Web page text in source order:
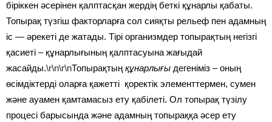
біріккен әсерінен қалптасқан жердің беткі құнарлы қабаты.
Топырақ түзгіш факторларға сол сияқты рельеф пен адамның
іс — әрекеті де жатады. Тірі организмдер топырақтың негізгі
қасиеті – құнарлығының қалптасуына жағыдай
жасайды.\r\n\r\nТопырақтың құнарлығы дегеніміз – оның
өсімдіктерді оларға қажетті қоректік элементтермен, сумен
және ауамен қамтамасыз ету қабілеті. Ол топырақ түзілу
процесі барысында және адамның топыраққа әсер ету